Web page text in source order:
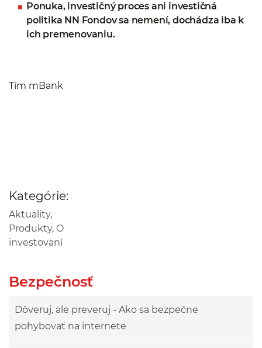
Ponuka, investičný proces ani investičná
politika NN Fondov sa nemení, dochádza iba k
ich premenovaniu.
Tím mBank
Kategórie:
Aktuality,
Produkty, O
investovaní
Bezpečnosť
Dôveruj, ale preveruj - Ako sa bezpečne
pohybovať na internete